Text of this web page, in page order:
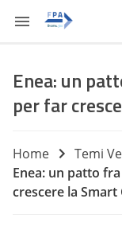
Enea: un
per far
Home Temi
Enea: un patto
crescere la Smart